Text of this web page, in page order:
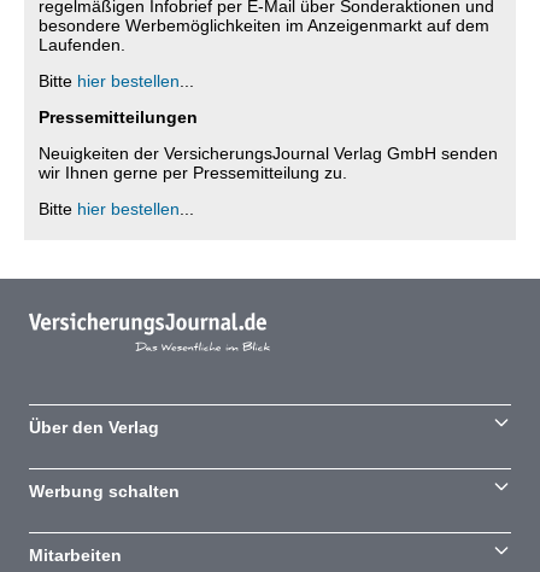
regelmäßigen Infobrief per E-Mail über Sonderaktionen und
besondere Werbemöglichkeiten im Anzeigenmarkt auf dem
Laufenden.
Bitte hier bestellen
Pressemitteilungen
Neuigkeiten der VersicherungsJournal Verlag GmbH senden
wir Ihnen gerne per Pressemitteilung zu.
Bitte hier bestellen
Über den Verlag
Werbung schalten
Mitarbeiten